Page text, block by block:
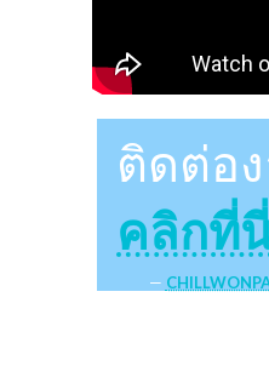
ติดต่อ
คลิกที่